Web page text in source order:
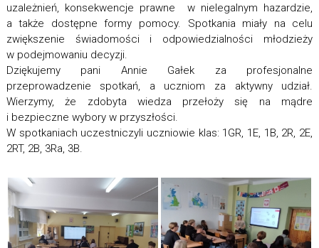
uzależnień, konsekwencje prawne w nielegalnym hazardzie,
a także dostępne formy pomocy. Spotkania miały na celu
zwiększenie świadomości i odpowiedzialności młodzieży
w podejmowaniu decyzji.
Dziękujemy pani Annie Gałek za profesjonalne
przeprowadzenie spotkań, a uczniom za aktywny udział.
Wierzymy, że zdobyta wiedza przełoży się na mądre
i bezpieczne wybory w przyszłości.
W spotkaniach uczestniczyli uczniowie klas: 1GR, 1E, 1B, 2R, 2E,
2RT, 2B, 3Ra, 3B.